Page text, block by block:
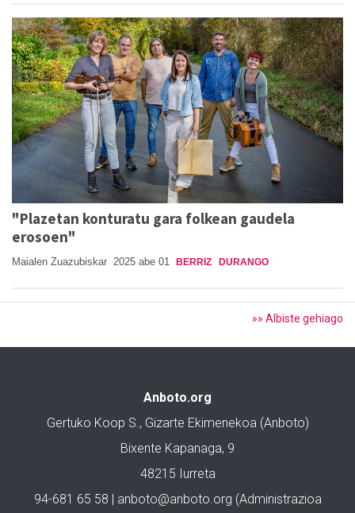
"Plazetan konturatu gara folkean gaudela
erosoen"
Maialen Zuazubiskar 2025 abe 01 BERRIZ DURANGO
»» Albiste gehiago
Anboto.org
Gertuko Koop S., Gizarte Ekimenekoa (Anboto)
Bixente Kapanaga, 9
48215 Iurreta
94-681 65 58 | anboto@anboto.org (Administrazioa